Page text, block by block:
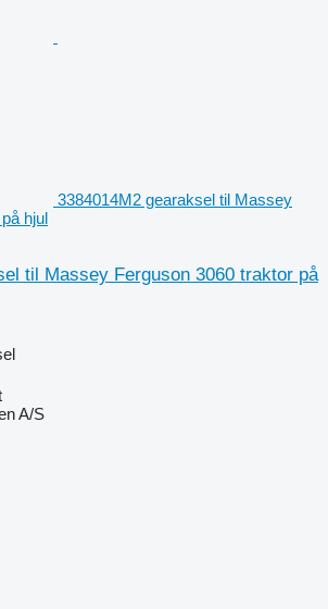
3384014M2 gearaksel til Massey
hjul
til Massey Ferguson 3060 traktor på
A/S